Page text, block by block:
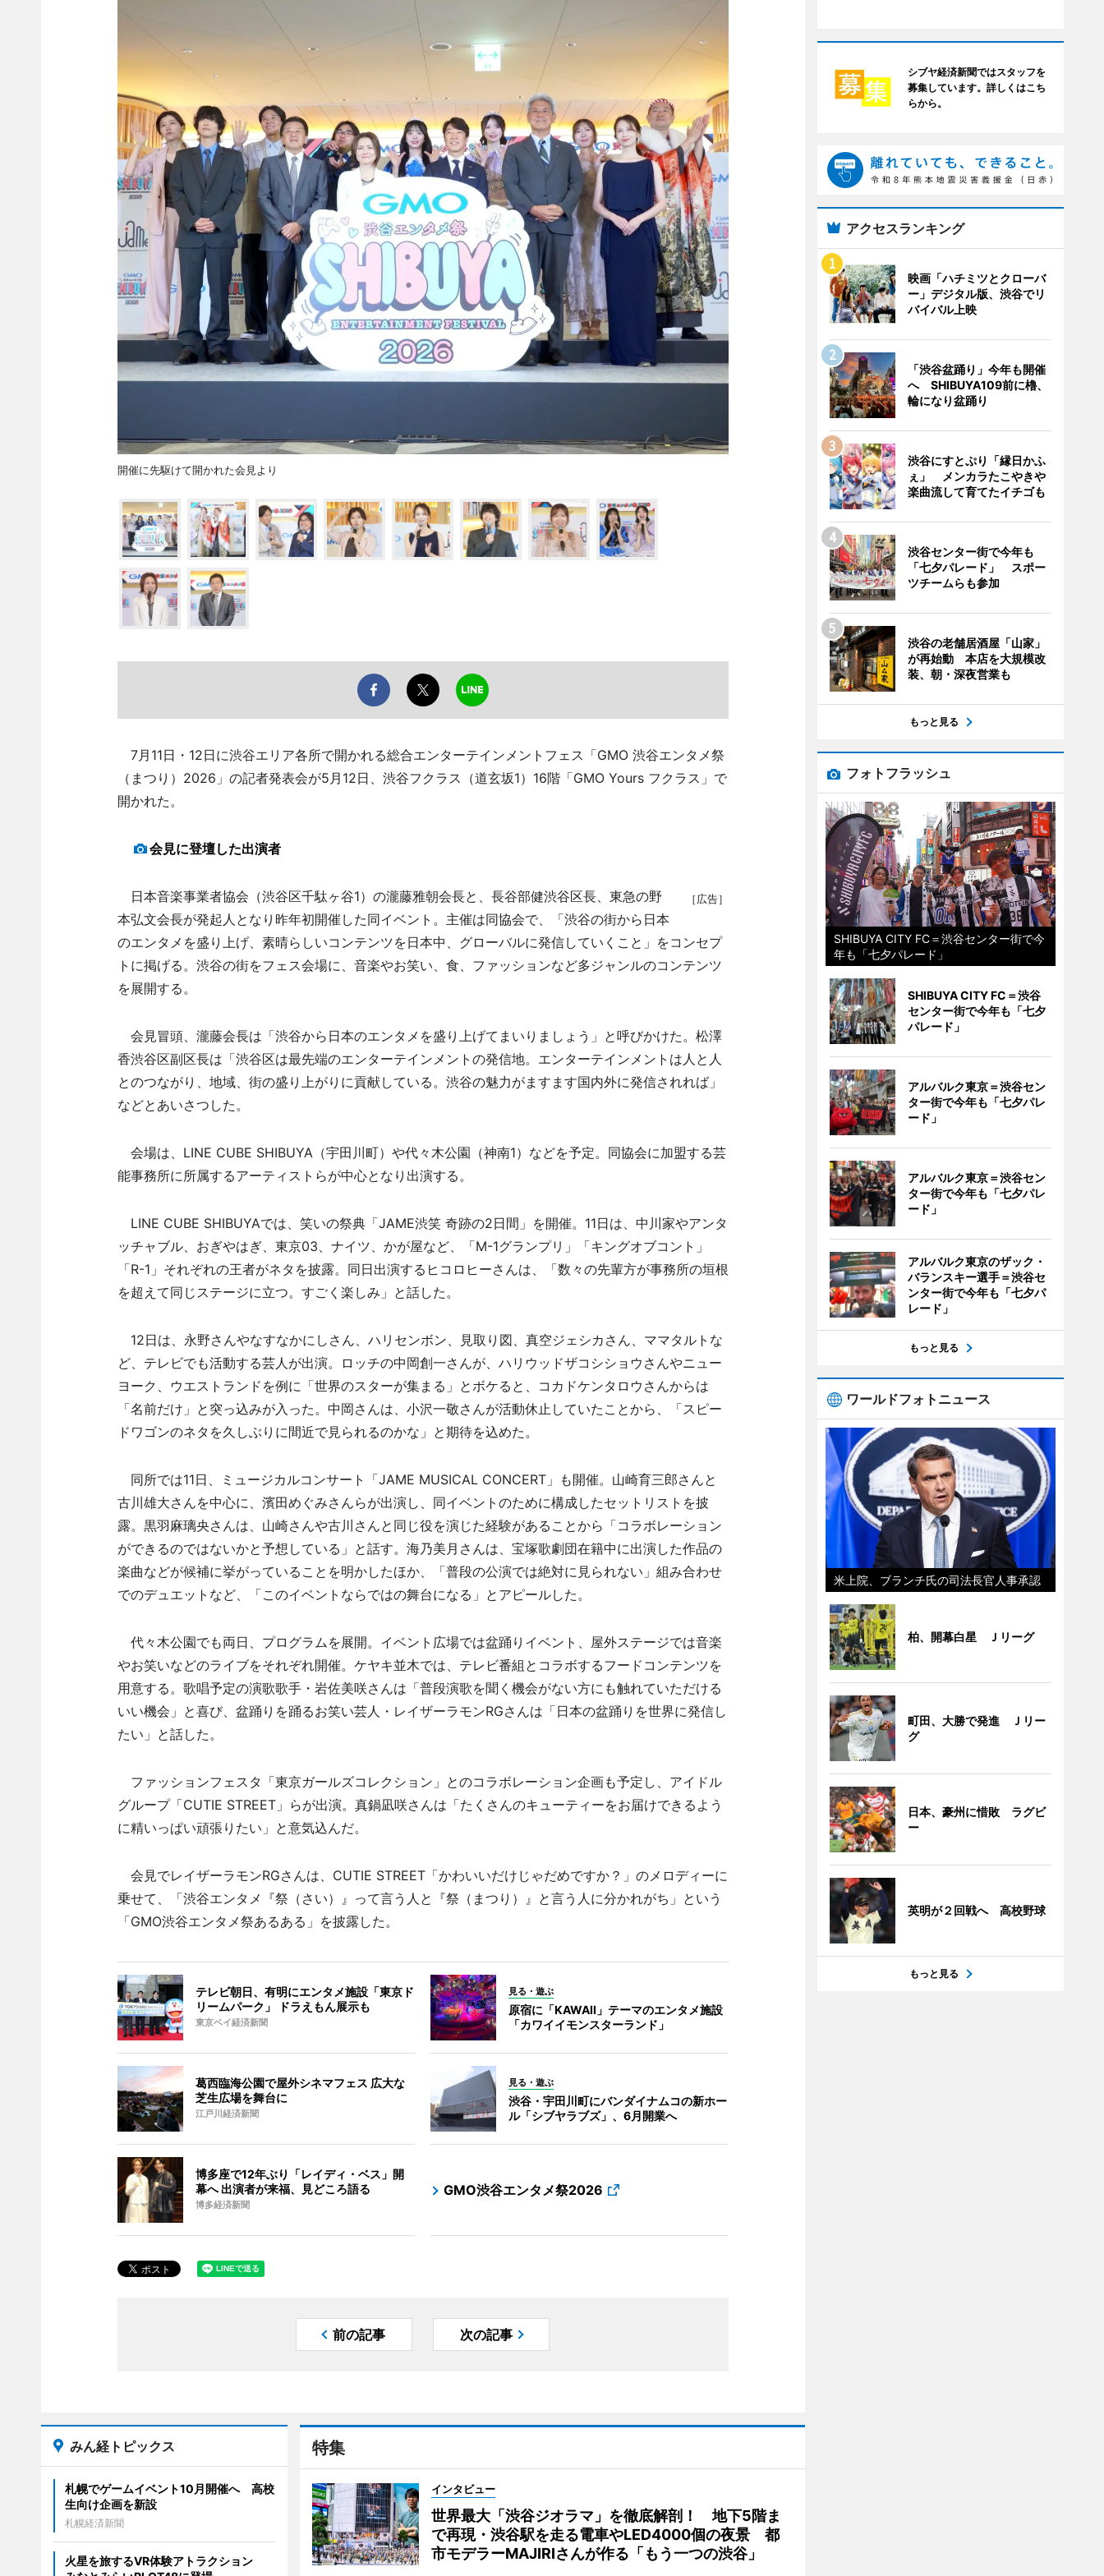
開催に先駆けて開かれた会見より
7月11日・12日に渋谷エリア各所で開かれる総合エンターテインメントフェス「GMO 渋谷エンタメ祭
（まつり）2026」の記者発表会が5月12日、渋谷フクラス（道玄坂1）16階「GMO Yours フクラス」で
開かれた。
会見に登壇した出演者
［広告］
日本音楽事業者協会（渋谷区千駄ヶ谷1）の瀧藤雅朝会長と、長谷部健渋谷区長、東急の野
本弘文会長が発起人となり昨年初開催した同イベント。主催は同協会で、「渋谷の街から日本
のエンタメを盛り上げ、素晴らしいコンテンツを日本中、グローバルに発信していくこと」をコンセプ
トに掲げる。渋谷の街をフェス会場に、音楽やお笑い、食、ファッションなど多ジャンルのコンテンツ
を展開する。
会見冒頭、瀧藤会長は「渋谷から日本のエンタメを盛り上げてまいりましょう」と呼びかけた。松澤
香渋谷区副区長は「渋谷区は最先端のエンターテインメントの発信地。エンターテインメントは人と人
とのつながり、地域、街の盛り上がりに貢献している。渋谷の魅力がますます国内外に発信されれば」
などとあいさつした。
会場は、LINE CUBE SHIBUYA（宇田川町）や代々木公園（神南1）などを予定。同協会に加盟する芸
能事務所に所属するアーティストらが中心となり出演する。
LINE CUBE SHIBUYAでは、笑いの祭典「JAME渋笑 奇跡の2日間」を開催。11日は、中川家やアンタ
ッチャブル、おぎやはぎ、東京03、ナイツ、かが屋など、「M-1グランプリ」「キングオブコント」
「R-1」それぞれの王者がネタを披露。同日出演するヒコロヒーさんは、「数々の先輩方が事務所の垣根
を超えて同じステージに立つ。すごく楽しみ」と話した。
12日は、永野さんやなすなかにしさん、ハリセンボン、見取り図、真空ジェシカさん、ママタルトな
ど、テレビでも活動する芸人が出演。ロッチの中岡創一さんが、ハリウッドザコシショウさんやニュー
ヨーク、ウエストランドを例に「世界のスターが集まる」とボケると、コカドケンタロウさんからは
「名前だけ」と突っ込みが入った。中岡さんは、小沢一敬さんが活動休止していたことから、「スピー
ドワゴンのネタを久しぶりに間近で見られるのかな」と期待を込めた。
同所では11日、ミュージカルコンサート「JAME MUSICAL CONCERT」も開催。山崎育三郎さんと
古川雄大さんを中心に、濱田めぐみさんらが出演し、同イベントのために構成したセットリストを披
露。黒羽麻璃央さんは、山崎さんや古川さんと同じ役を演じた経験があることから「コラボレーション
ができるのではないかと予想している」と話す。海乃美月さんは、宝塚歌劇団在籍中に出演した作品の
楽曲などが候補に挙がっていることを明かしたほか、「普段の公演では絶対に見られない」組み合わせ
でのデュエットなど、「このイベントならではの舞台になる」とアピールした。
代々木公園でも両日、プログラムを展開。イベント広場では盆踊りイベント、屋外ステージでは音楽
やお笑いなどのライブをそれぞれ開催。ケヤキ並木では、テレビ番組とコラボするフードコンテンツを
用意する。歌唱予定の演歌歌手・岩佐美咲さんは「普段演歌を聞く機会がない方にも触れていただける
いい機会」と喜び、盆踊りを踊るお笑い芸人・レイザーラモンRGさんは「日本の盆踊りを世界に発信し
たい」と話した。
ファッションフェスタ「東京ガールズコレクション」とのコラボレーション企画も予定し、アイドル
グループ「CUTIE STREET」らが出演。真鍋凪咲さんは「たくさんのキューティーをお届けできるよう
に精いっぱい頑張りたい」と意気込んだ。
会見でレイザーラモンRGさんは、CUTIE STREET「かわいいだけじゃだめですか？」のメロディーに
乗せて、「渋谷エンタメ『祭（さい）』って言う人と『祭（まつり）』と言う人に分かれがち」という
「GMO渋谷エンタメ祭あるある」を披露した。
テレビ朝日、有明にエンタメ施設「東京ド
リームパーク」 ドラえもん展示も
東京ベイ経済新聞
見る・遊ぶ
原宿に「KAWAII」テーマのエンタメ施設
「カワイイモンスターランド」
葛西臨海公園で屋外シネマフェス 広大な
芝生広場を舞台に
江戸川経済新聞
見る・遊ぶ
渋谷・宇田川町にバンダイナムコの新ホー
ル「シブヤラブズ」、6月開業へ
博多座で12年ぶり「レイディ・ベス」開
幕へ 出演者が来福、見どころ語る
博多経済新聞
GMO渋谷エンタメ祭2026
前の記事 次の記事
特集
インタビュー
世界最大「渋谷ジオラマ」を徹底解剖！ 地下5階ま
で再現・渋谷駅を走る電車やLED4000個の夜景 都
市モデラーMAJIRIさんが作る「もう一つの渋谷」
みん経トピックス
札幌でゲームイベント10月開催へ 高校
生向け企画を新設
札幌経済新聞
火星を旅するVR体験アトラクション
シブヤ経済新聞ではスタッフを
募集しています。詳しくはこち
らから。
アクセスランキング
映画「ハチミツとクローバ
ー」デジタル版、渋谷でリ
バイバル上映
「渋谷盆踊り」今年も開催
へ SHIBUYA109前に櫓、
輪になり盆踊り
渋谷にすとぷり「縁日かふ
ぇ」 メンカラたこやきや
楽曲流して育てたイチゴも
渋谷センター街で今年も
「七夕パレード」 スポー
ツチームらも参加
渋谷の老舗居酒屋「山家」
が再始動 本店を大規模改
装、朝・深夜営業も
もっと見る
フォトフラッシュ
SHIBUYA CITY FC＝渋谷センター街で今
年も「七夕パレード」
SHIBUYA CITY FC＝渋谷
センター街で今年も「七夕
パレード」
アルバルク東京＝渋谷セン
ター街で今年も「七夕パレ
ード」
アルバルク東京＝渋谷セン
ター街で今年も「七夕パレ
ード」
アルバルク東京のザック・
バランスキー選手＝渋谷セ
ンター街で今年も「七夕パ
レード」
もっと見る
ワールドフォトニュース
米上院、ブランチ氏の司法長官人事承認
柏、開幕白星 Ｊリーグ
町田、大勝で発進 Ｊリー
グ
日本、豪州に惜敗 ラグビ
ー
英明が２回戦へ 高校野球
もっと見る